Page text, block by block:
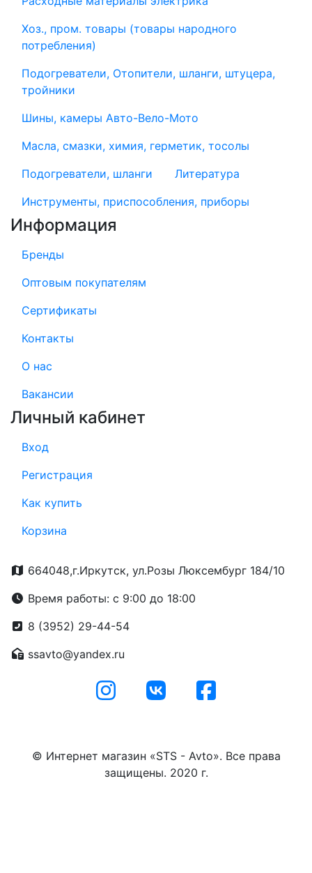
Хоз., пром. товары (товары народного
потребления)
Подогреватели, Отопители, шланги, штуцера,
тройники
Шины, камеры Авто-Вело-Мото
Масла, смазки, химия, герметик, тосолы
Подогреватели, шланги
Литература
Инструменты, приспособления, приборы
Информация
Бренды
Оптовым покупателям
Сертификаты
Контакты
О нас
Вакансии
Личный кабинет
Вход
Регистрация
Как купить
Корзина
664048,г.Иркутск, ул.Розы Люксембург 184/10
Время работы: с 9:00 до 18:00
8 (3952) 29-44-54
ssavto@yandex.ru
© Интернет магазин «STS - Avto». Все права
защищены. 2020 г.